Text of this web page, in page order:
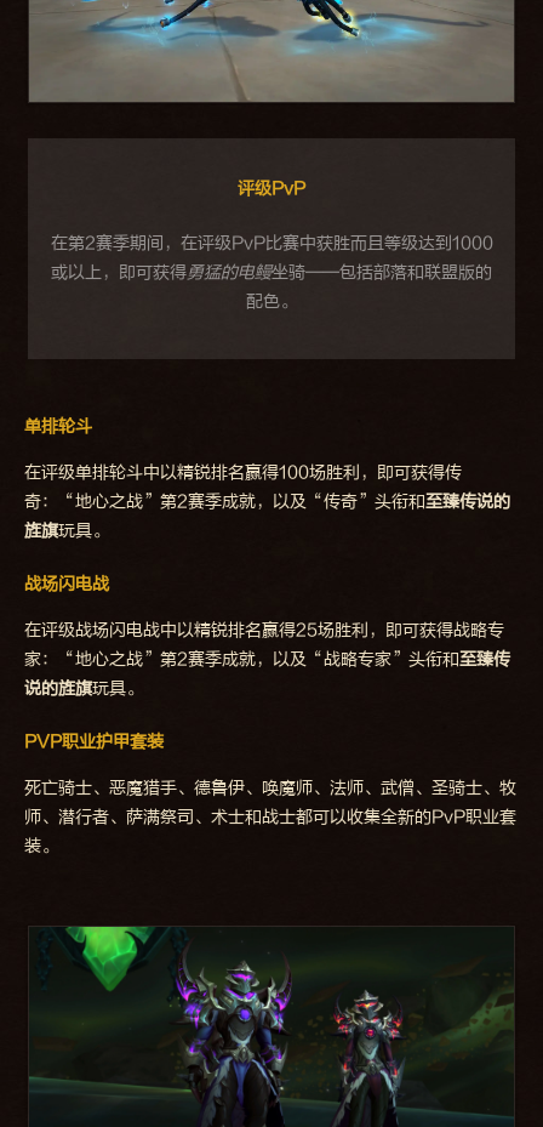
评级PvP
在第2赛季期间，在评级PvP比赛中获胜而且等级达到1000
或以上，即可获得勇猛的电鳗坐骑——包括部落和联盟版的
配色。
单排轮斗
在评级单排轮斗中以精锐排名赢得100场胜利，即可获得传
奇：“地心之战”第2赛季成就，以及“传奇”头衔和至臻传说的
旌旗玩具。
战场闪电战
在评级战场闪电战中以精锐排名赢得25场胜利，即可获得战略专
家：“地心之战”第2赛季成就，以及“战略专家”头衔和至臻传
说的旌旗玩具。
PVP职业护甲套装
死亡骑士、恶魔猎手、德鲁伊、唤魔师、法师、武僧、圣骑士、牧
师、潜行者、萨满祭司、术士和战士都可以收集全新的PvP职业套
装。